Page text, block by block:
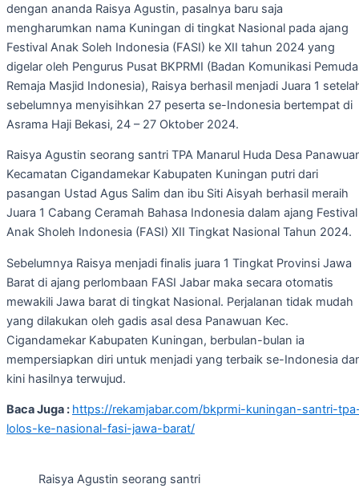
dengan ananda Raisya Agustin, pasalnya baru saja
mengharumkan nama Kuningan di tingkat Nasional pada ajang
Festival Anak Soleh Indonesia (FASI) ke XII tahun 2024 yang
digelar oleh Pengurus Pusat BKPRMI (Badan Komunikasi Pemuda
Remaja Masjid Indonesia), Raisya berhasil menjadi Juara 1
sebelumnya menyisihkan 27 peserta se-Indonesia bertempat di
Asrama Haji Bekasi, 24 – 27 Oktober 2024.
Raisya Agustin seorang santri TPA Manarul Huda Desa
Kecamatan Cigandamekar Kabupaten Kuningan putri dari
pasangan Ustad Agus Salim dan ibu Siti Aisyah berhasil meraih
Juara 1 Cabang Ceramah Bahasa Indonesia dalam ajang Festival
Anak Sholeh Indonesia (FASI) XII Tingkat Nasional Tahun 2024.
Sebelumnya Raisya menjadi finalis juara 1 Tingkat Provinsi Jawa
Barat di ajang perlombaan FASI Jabar maka secara otomatis
mewakili Jawa barat di tingkat Nasional. Perjalanan tidak mudah
yang dilakukan oleh gadis asal desa Panawuan Kec.
Cigandamekar Kabupaten Kuningan, berbulan-bulan ia
mempersiapkan diri untuk menjadi yang terbaik se-Indonesia
kini hasilnya terwujud.
Baca Juga : https://rekamjabar.com/bkprmi-kuningan-santri-
lolos-ke-nasional-fasi-jawa-barat/
Raisya Agustin seorang santri